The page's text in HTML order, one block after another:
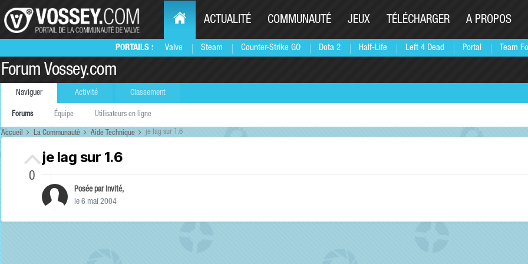
PORTAILS : Valve Steam Counter-Strike GO Dota 2 Half-Life Left 4 Dead Portal Team
ACTUALITÉ COMMUNAUTÉ JEUX TÉLÉCHARGER A PROPOS
Forum Vossey.com
Naviguer
Forums Équipe Utilisateurs en ligne
Activité Classement
Accueil La Communauté Aide Technique je lag sur 1.6
0
je lag sur 1.6
Posée par Invité,
le 6 mai 2004